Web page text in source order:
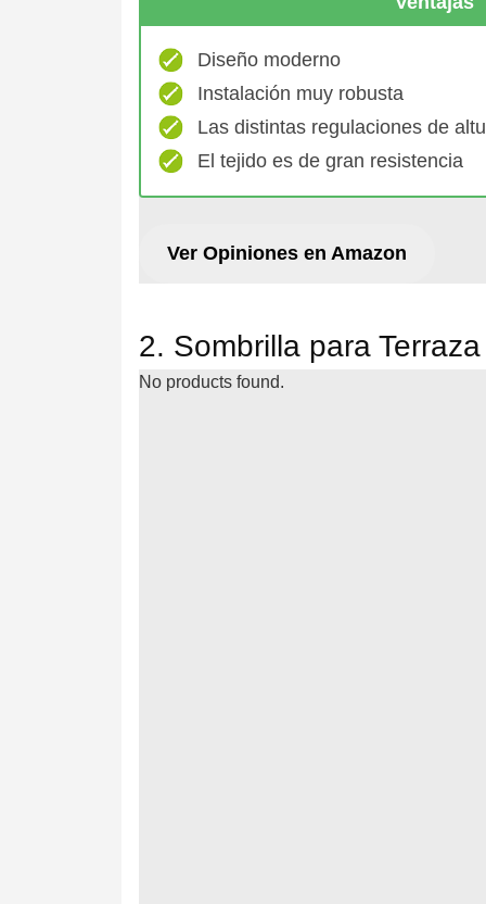
Diseño moderno
Instalación muy robusta
Las distintas regulaciones de
El tejido es de gran resistencia
Ver Opiniones en Amazon
2. Sombrilla para
No products found.